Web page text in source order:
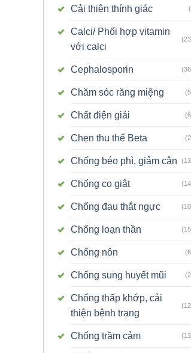
Cải thiện thính giác
Calci/ Phối hợp vitamin
với calci
Cephalosporin
Chăm sóc răng miệng
Chất điện giải
Chẹn thu thể Beta
Chống béo phì, giảm cân
Chống co giật
Chống đau thắt ngực
Chống loạn thần
Chống nôn
Chống sung huyết mũi
Chống thấp khớp, cải
thiện bệnh trạng
Chống trầm cảm